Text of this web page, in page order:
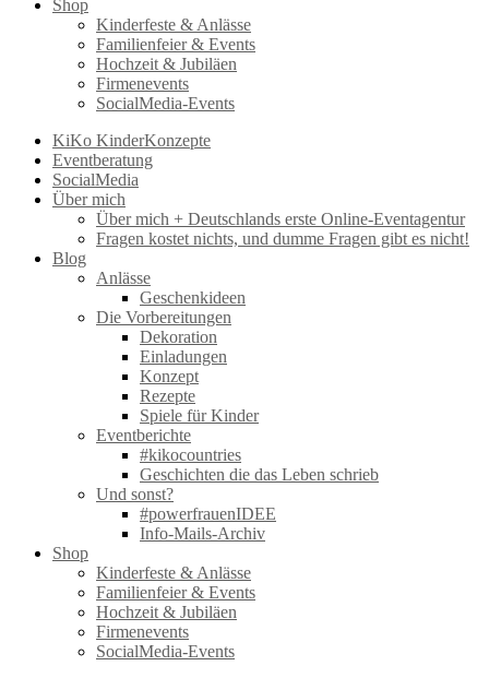
Shop
Kinderfeste & Anlässe
Familienfeier & Events
Hochzeit & Jubiläen
Firmenevents
SocialMedia-Events
KiKo KinderKonzepte
Eventberatung
SocialMedia
Über mich
Über mich + Deutschlands erste Online-Eventagentur
Fragen kostet nichts, und dumme Fragen gibt es nicht!
Blog
Anlässe
Geschenkideen
Die Vorbereitungen
Dekoration
Einladungen
Konzept
Rezepte
Spiele für Kinder
Eventberichte
#kikocountries
Geschichten die das Leben schrieb
Und sonst?
#powerfrauenIDEE
Info-Mails-Archiv
Shop
Kinderfeste & Anlässe
Familienfeier & Events
Hochzeit & Jubiläen
Firmenevents
SocialMedia-Events